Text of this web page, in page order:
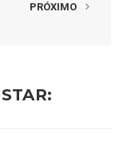
PRÓXIMO